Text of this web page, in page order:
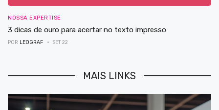
NOSSA EXPERTISE
3 dicas de ouro para acertar no texto impresso
POR LEOGRAF SET 22
MAIS LINKS